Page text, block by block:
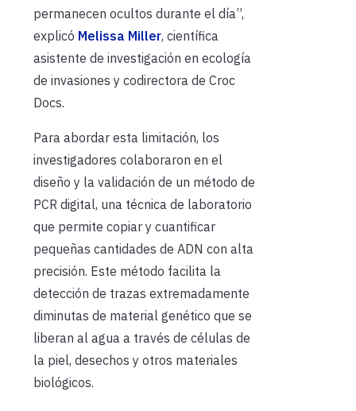
permanecen ocultos durante el día”,
explicó Melissa Miller, científica
asistente de investigación en ecología
de invasiones y codirectora de Croc
Docs.
Para abordar esta limitación, los
investigadores colaboraron en el
diseño y la validación de un método de
PCR digital, una técnica de laboratorio
que permite copiar y cuantificar
pequeñas cantidades de ADN con alta
precisión. Este método facilita la
detección de trazas extremadamente
diminutas de material genético que se
liberan al agua a través de células de
la piel, desechos y otros materiales
biológicos.